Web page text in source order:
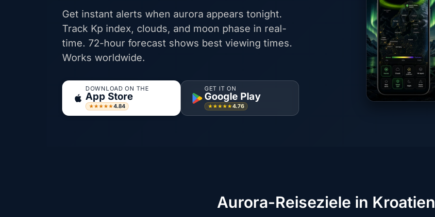
Get instant alerts when aurora appears tonight.
Track Kp index, clouds, and moon phase in real-
time. 72-hour forecast shows best viewing times.
Works worldwide.
DOWNLOAD ON THE
App Store
★★★★★4.84
GET IT ON
Google Play
★★★★★4.76
Aurora-Reiseziele in Kroatien